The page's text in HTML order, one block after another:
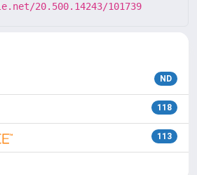
20.500.14243/101739
ND
118
113